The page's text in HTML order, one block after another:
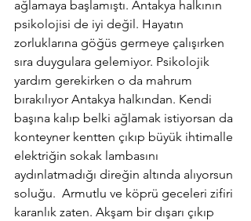
ağlamaya başlamıştı. Antakya halkının
psikolojisi de iyi değil. Hayatın
zorluklarına göğüs germeye çalışırken
sıra duygulara gelemiyor. Psikolojik
yardım gerekirken o da mahrum
bırakılıyor Antakya halkından. Kendi
başına kalıp belki ağlamak istiyorsan da
konteyner kentten çıkıp büyük ihtimalle
elektriğin sokak lambasını
aydınlatmadığı direğin altında alıyorsun
soluğu.  Armutlu ve köprü geceleri zifiri
karanlık zaten. Akşam bir dışarı çıkıp